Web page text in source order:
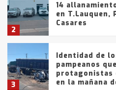
2
14
en T.Lauquen,
Casares
3
Identidad de
pampeanos
protagonistas
en la mañana